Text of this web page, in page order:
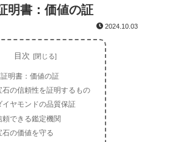
明書：価値の証
2024.10.03
目次
明書：価値の証
石の信頼性を証明するもの
イヤモンドの品質保証
頼できる鑑定機関
石の価値を守る